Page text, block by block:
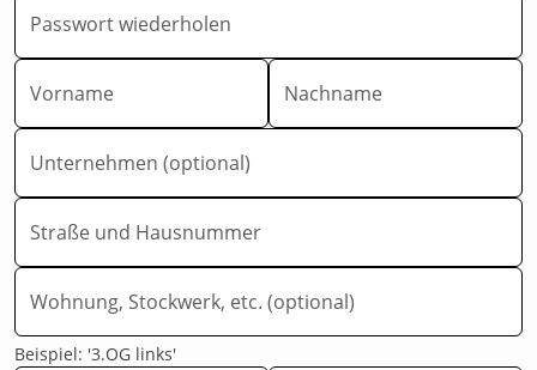
Passwort wiederholen
Vorname Nachname
Unternehmen (optional)
Straße und Hausnummer
Wohnung, Stockwerk, etc. (optional)
Beispiel: '3.OG links'